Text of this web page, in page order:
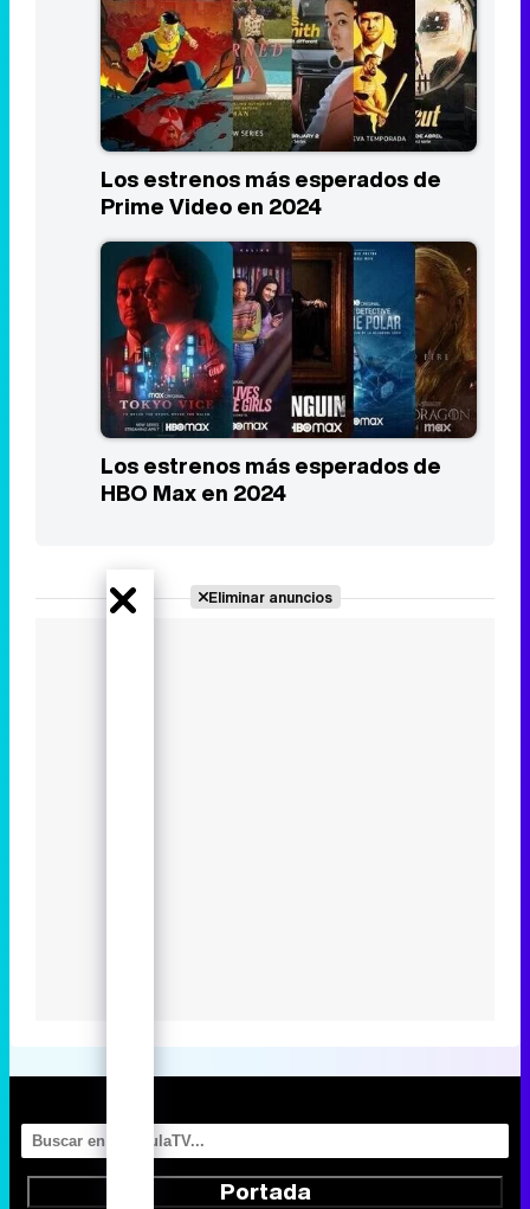
Los estrenos más esperados de
Prime Video en 2024
Los estrenos más esperados de
HBO Max en 2024
Eliminar anuncios
Portada